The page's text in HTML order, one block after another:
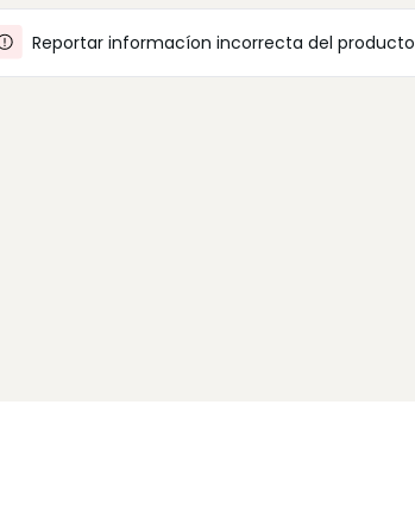
Reportar informacíon incorrecta del producto